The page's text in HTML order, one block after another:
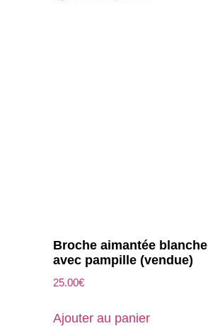
Broche aimantée blanche
avec pampille (vendue)
25.00€
Ajouter au panier